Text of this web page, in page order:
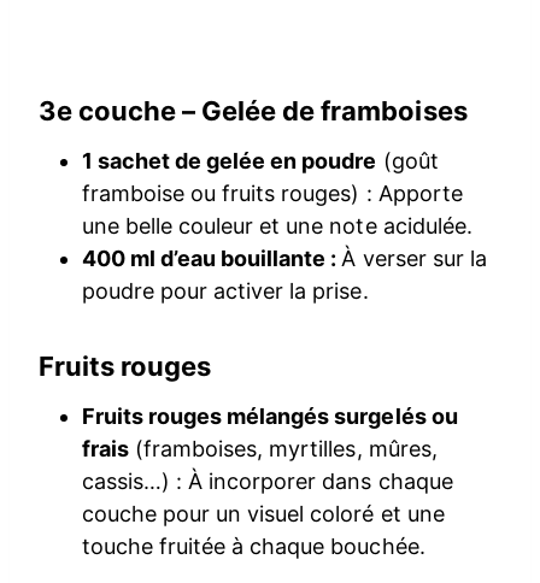
3e couche – Gelée de framboises
1 sachet de gelée en poudre (goût
framboise ou fruits rouges) : Apporte
une belle couleur et une note acidulée.
400 ml d’eau bouillante : À verser sur la
poudre pour activer la prise.
Fruits rouges
Fruits rouges mélangés surgelés ou
frais (framboises, myrtilles, mûres,
cassis…) : À incorporer dans chaque
couche pour un visuel coloré et une
touche fruitée à chaque bouchée.